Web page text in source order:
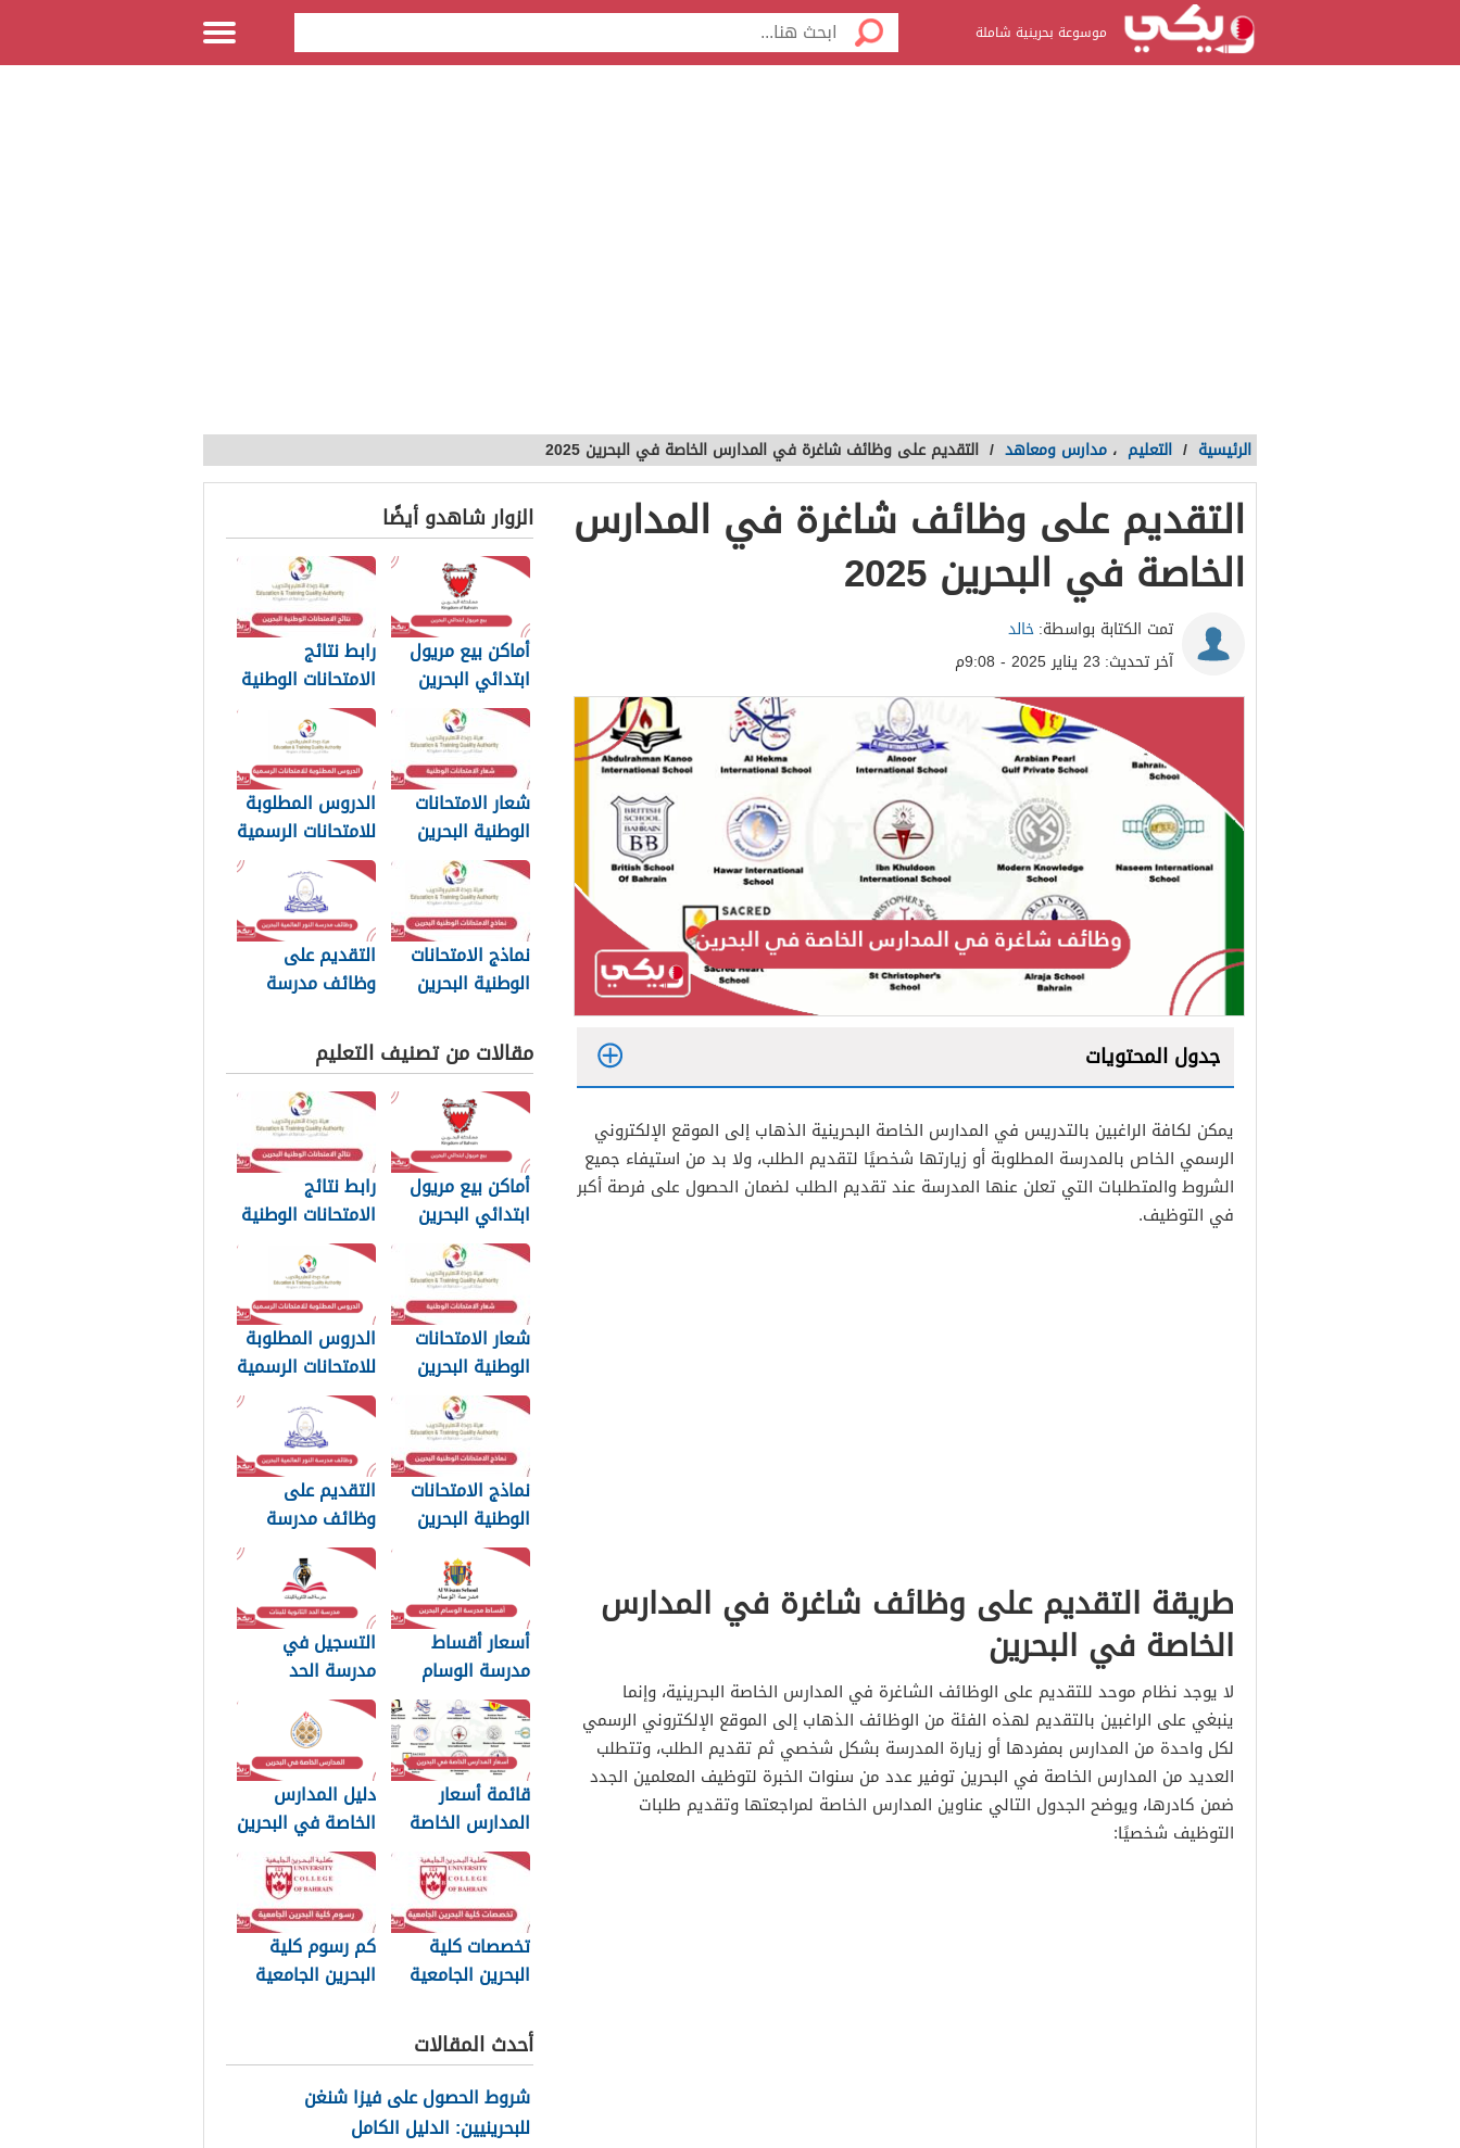
موسوعة بحرينية شاملة
الرئيسية / التعليم ، مدارس ومعاهد / التقديم على وظائف شاغرة في المدارس الخاصة في البحرين 2025
التقديم على وظائف شاغرة في المدارس
الخاصة في البحرين 2025
تمت الكتابة بواسطة:خالد
آخر تحديث: 23 يناير 2025 - 9:08م
جدول المحتويات
2
يمكن لكافة الراغبين بالتدريس في المدارس الخاصة البحرينية الذهاب إلى الموقع الإلكتروني
الرسمي الخاص بالمدرسة المطلوبة أو زيارتها شخصيًا لتقديم الطلب، ولا بد من استيفاء جميع
الشروط والمتطلبات التي تعلن عنها المدرسة عند تقديم الطلب لضمان الحصول على فرصة أكبر
في التوظيف.
طريقة التقديم على وظائف شاغرة في المدارس
الخاصة في البحرين
لا يوجد نظام موحد للتقديم على الوظائف الشاغرة في المدارس الخاصة البحرينية، وإنما
ينبغي على الراغبين بالتقديم لهذه الفئة من الوظائف الذهاب إلى الموقع الإلكتروني الرسمي
لكل واحدة من المدارس بمفردها أو زيارة المدرسة بشكل شخصي ثم تقديم الطلب، وتتطلب
العديد من المدارس الخاصة في البحرين توفير عدد من سنوات الخبرة لتوظيف المعلمين الجدد
ضمن كادرها، ويوضح الجدول التالي عناوين المدارس الخاصة لمراجعتها وتقديم طلبات
التوظيف شخصيًا:
الزوار شاهدو أيضًا
أماكن بيع مريول
ابتدائي البحرين
2025
رابط نتائج
الامتحانات الوطنية
البحرين 2025
شعار الامتحانات
الوطنية البحرين
2025
الدروس المطلوبة
للامتحانات الرسمية
2025 البحرين
نماذج الامتحانات
الوطنية البحرين
التقديم على
وظائف مدرسة
البحرين 2025
مقالات من تصنيف التعليم
أماكن بيع مريول
ابتدائي البحرين
2025
رابط نتائج
الامتحانات الوطنية
البحرين 2025
شعار الامتحانات
الوطنية البحرين
2025
الدروس المطلوبة
للامتحانات الرسمية
2025 البحرين
نماذج الامتحانات
الوطنية البحرين
2025
التقديم على
وظائف مدرسة
النور العالمية
البحرين 2025
أسعار أقساط
مدرسة الوسام
البحرين 2025
التسجيل في
مدرسة الحد
الثانوية للبنات
2025
قائمة أسعار
المدارس الخاصة
في البحرين 2025
دليل المدارس
الخاصة في البحرين
2025 مع الأسعار
تخصصات كلية
البحرين الجامعية
كم رسوم كلية
البحرين الجامعية
أحدث المقالات
شروط الحصول على فيزا شنغن
للبحرينيين: الدليل الكامل